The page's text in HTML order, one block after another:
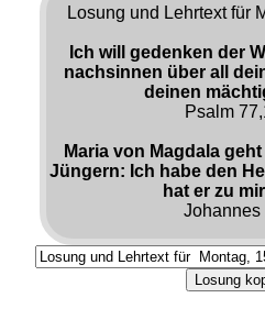
Losung und Lehrtext für
Ich will gedenken der
nachsinnen über all
deinen
Psalm
Maria von Magdala
Jüngern: Ich habe den
hat er zu
Johannes
Losung